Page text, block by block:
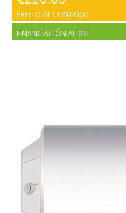
PRECIO AL CONTADO
FINANCIACIÓN AL 0%